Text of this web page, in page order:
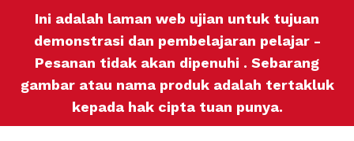
Ini adalah laman web ujian untuk tujuan
demonstrasi dan pembelajaran pelajar -
Pesanan tidak akan dipenuhi . Sebarang
gambar atau nama produk adalah tertakluk
kepada hak cipta tuan punya.